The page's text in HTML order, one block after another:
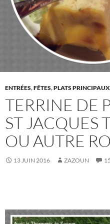
ENTRÉES,FÊTES,PLATS PRINCIPAUX
TERRINE DE
ST JACQUES
OU AUTRE
13 JUIN 2016 ZAZOUN